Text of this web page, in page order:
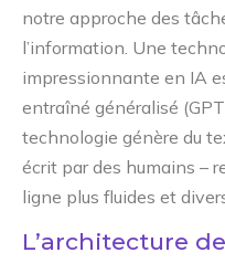
notre approche des
l’information. Une
impressionnante en IA
entraîné généralisé
technologie génère du
écrit par des humains –
ligne plus fluides et
L’architecture